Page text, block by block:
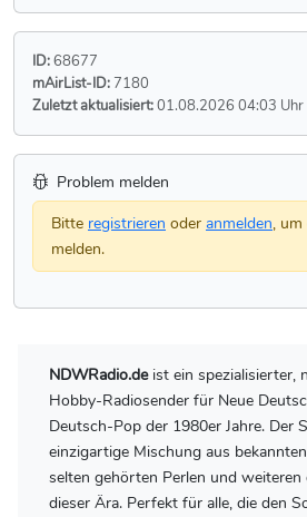
ID:68677
mAirList-ID: 7180
Zuletzt aktualisiert:01.08.2026 04:03 Uhr
Problem melden
Bitte registrieren oder anmelden,
melden.
NDWRadio.deist ein spezialisierter,
Hobby-Radiosender für Neue
Deutsch-Pop der 1980er Jahre. Der
einzigartige Mischung aus
selten gehörten Perlen und
dieser Ära. Perfekt für alle, die den